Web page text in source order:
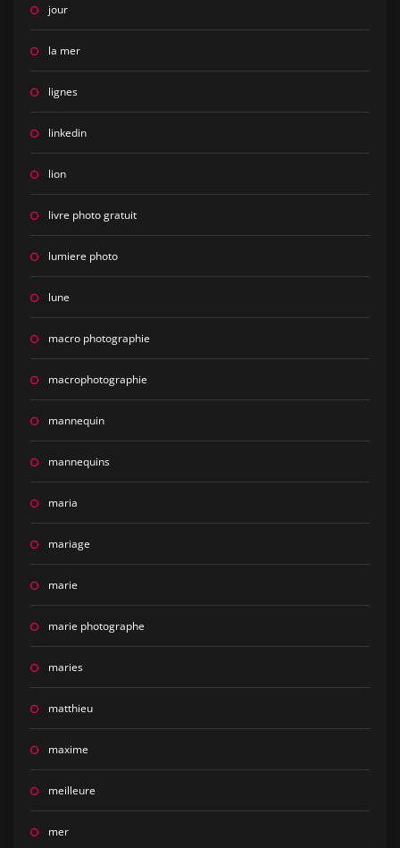
jour
la mer
lignes
linkedin
lion
livre photo gratuit
lumiere photo
lune
macro photographie
macrophotographie
mannequin
mannequins
maria
mariage
marie
marie photographe
maries
matthieu
maxime
meilleure
mer